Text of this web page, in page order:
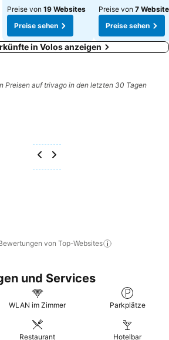
Preise von 19 Websites
Preise sehen
Preise von 7
Preise sehen
in Volos anzeigen
Preisen auf trivago in den letzten 30 Tagen
von Top-Websites
und Services
WLAN im Zimmer Parkplätze
Restaurant Hotelbar